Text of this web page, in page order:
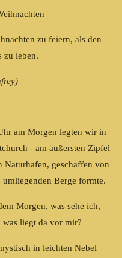
zu feiern, als den
zu leben.
am Morgen legten wir in
- am äußersten Zipfel
Naturhafen, geschaffen von
Berge formte.
Morgen, was sehe ich,
liegt da vor mir?
in leichten Nebel